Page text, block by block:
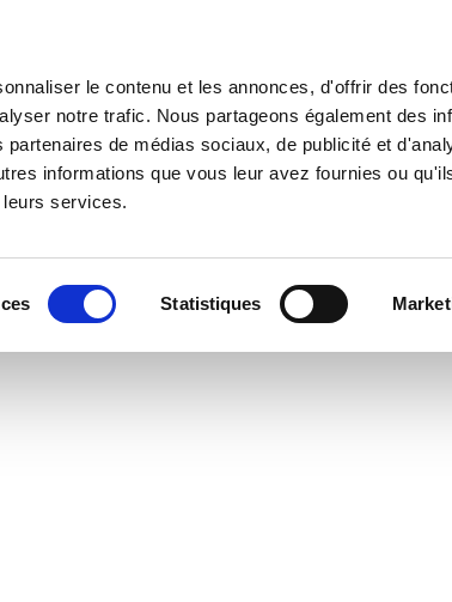
le contenu et les annonces, d'offrir des
notre trafic. Nous partageons également des
de médias sociaux, de publicité et
informations que vous leur avez fournies ou
services.
Statistiques